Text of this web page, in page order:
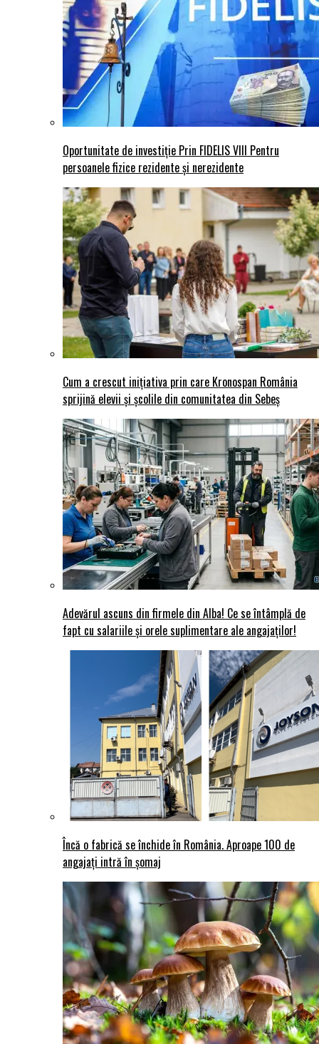
Oportunitate de investiție Prin FIDELIS VIII Pentru
persoanele fizice rezidente și nerezidente
Cum a crescut inițiativa prin care Kronospan România
sprijină elevii și școlile din comunitatea din Sebeș
Adevărul ascuns din firmele din Alba! Ce se întâmplă de
fapt cu salariile și orele suplimentare ale angajaților!
Încă o fabrică se închide în România. Aproape 100 de
angajați intră în șomaj